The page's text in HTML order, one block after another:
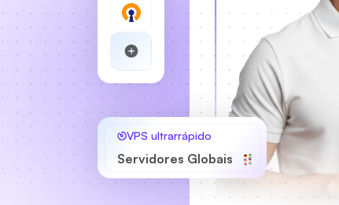
VPS ultrarrápido
Servidores Globais